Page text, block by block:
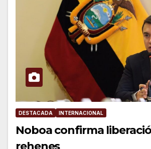
DESTACADA INTERNACIONAL
Noboa confirma
rehenes